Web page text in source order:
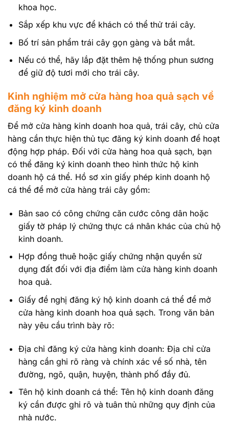
khoa học.
Sắp xếp khu vực để khách có thể thử trái cây.
Bố trí sản phẩm trái cây gọn gàng và bắt mắt.
Nếu có thể, hãy lắp đặt thêm hệ thống phun sương
để giữ độ tươi mới cho trái cây.
Kinh nghiệm mở cửa hàng hoa quả sạch về
đăng ký kinh doanh
Để mở cửa hàng kinh doanh hoa quả, trái cây, chủ cửa
hàng cần thực hiện thủ tục đăng ký kinh doanh để hoạt
động hợp pháp. Đối với cửa hàng hoa quả sạch, bạn
có thể đăng ký kinh doanh theo hình thức hộ kinh
doanh hộ cá thể. Hồ sơ xin giấy phép kinh doanh hộ
cá thể để mở cửa hàng trái cây gồm:
Bản sao có công chứng căn cước công dân hoặc
giấy tờ pháp lý chứng thực cá nhân khác của chủ hộ
kinh doanh.
Hợp đồng thuê hoặc giấy chứng nhận quyền sử
dụng đất đối với địa điểm làm cửa hàng kinh doanh
hoa quả.
Giấy đề nghị đăng ký hộ kinh doanh cá thể để mở
cửa hàng kinh doanh hoa quả sạch. Trong văn bản
này yêu cầu trình bày rõ:
Địa chỉ đăng ký cửa hàng kinh doanh: Địa chỉ cửa
hàng cần ghi rõ ràng và chính xác về số nhà, tên
đường, ngõ, quận, huyện, thành phố đầy đủ.
Tên hộ kinh doanh cá thể: Tên hộ kinh doanh đăng
ký cần được ghi rõ và tuân thủ những quy định của
nhà nước.